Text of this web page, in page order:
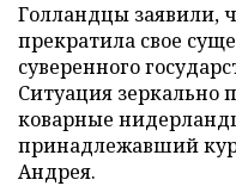
Голландцы заявили,
прекратила свое
суверенного
Ситуация зеркально
коварные
принадлежавший
Андрея.